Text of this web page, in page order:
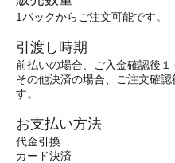
1パックからご注文可能です。
引渡し時期
前払いの場合、ご入金確認後１
その他決済の場合、ご注文確
す。
お支払い方法
代金引換
カード決済